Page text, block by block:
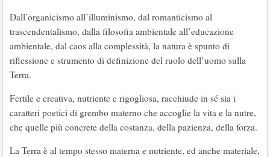
Dall’organicismo all’illuminismo, dal romanticismo al
trascendentalismo, dalla filosofia ambientale all’educazione
ambientale, dal caos alla complessità, la natura è spunto di
riflessione e strumento di definizione del ruolo dell’uomo sulla
Terra.
Fertile e creativa, nutriente e rigogliosa, racchiude in sé sia i
caratteri poetici di grembo materno che accoglie la vita e la nutre,
che quelle più concrete della costanza, della pazienza, della forza.
La Terra è al tempo stesso materna e nutriente, ed anche materiale,